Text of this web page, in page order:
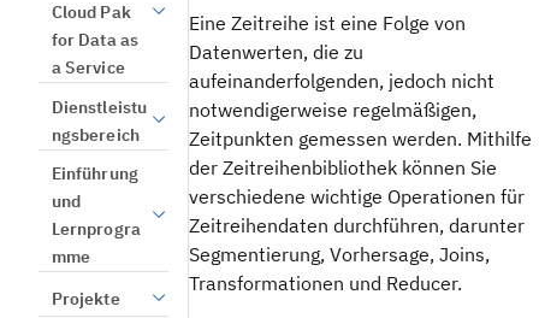
Cloud Pak
for Data as
a Service
Dienstleistu
ngsbereich
Einführung
und
Lernprogra
mme
Projekte
Eine Zeitreihe ist eine Folge von
Datenwerten, die zu
aufeinanderfolgenden, jedoch nicht
notwendigerweise regelmäßigen,
Zeitpunkten gemessen werden. Mithilfe
der Zeitreihenbibliothek können Sie
verschiedene wichtige Operationen für
Zeitreihendaten durchführen, darunter
Segmentierung, Vorhersage, Joins,
Transformationen und Reducer.